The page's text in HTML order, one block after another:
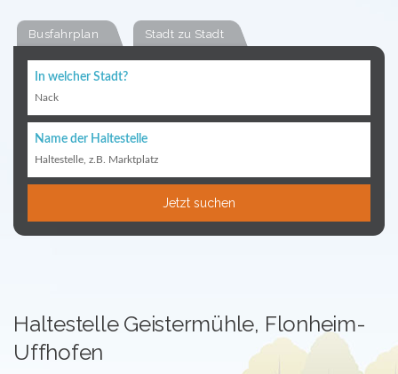
Busfahrplan Stadt zu Stadt
In welcher Stadt?
Nack
Name der Haltestelle
Haltestelle, z.B. Marktplatz
Jetzt suchen
Haltestelle Geistermühle, Flonheim-
Uffhofen